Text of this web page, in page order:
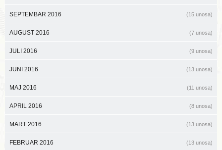
SEPTEMBAR 2016 (15 unosa)
AUGUST 2016 (7 unosa)
JULI 2016 (9 unosa)
JUNI 2016 (13 unosa)
MAJ 2016 (11 unosa)
APRIL 2016 (8 unosa)
MART 2016 (13 unosa)
FEBRUAR 2016 (13 unosa)